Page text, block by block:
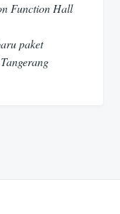
Function Hall
paket